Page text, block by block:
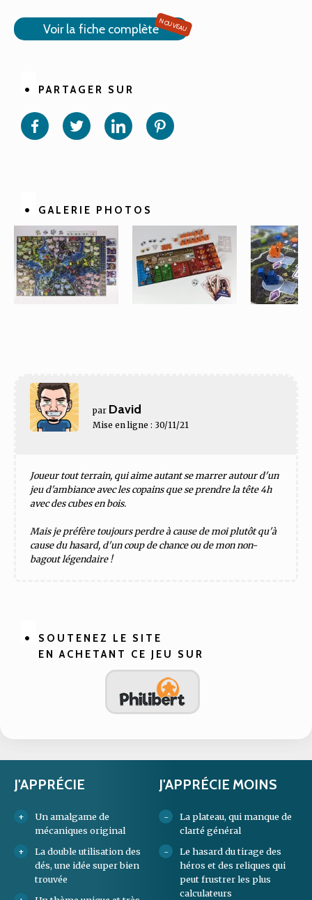
Voir la fiche complèteNOUVEAU
PARTAGER SUR
Partager
sur
Partager
sur sur
GALERIE PHOTOS
par David
Mise en ligne : 30/11/21
Joueur tout terrain, qui aime autant se marrer autour d'un
jeu d'ambiance avec les copains que se prendre la tête 4h
avec des cubes en bois.
Mais je préfère toujours perdre à cause de moi plutôt qu'à
cause du hasard, d'un coup de chance ou de mon non-
bagout légendaire !
SOUTENEZ LE SITE
EN ACHETANT CE JEU SUR
J'APPRÉCIE
Un amalgame de
mécaniques original
La double utilisation des
dés, une idée super bien
trouvée
J'APPRÉCIE MOINS
La plateau, qui manque de
clarté général
Le hasard du tirage des
héros et des reliques qui
peut frustrer les plus
calculateurs